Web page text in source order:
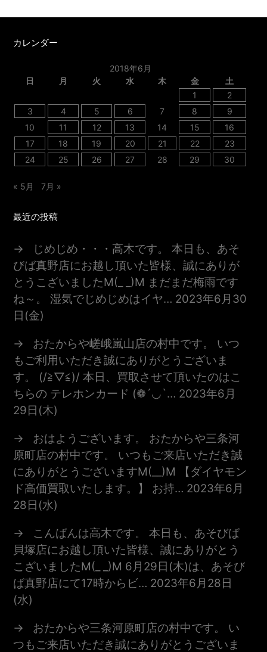
カレンダー
2018年6月
日
月 火 水 木 金
土
1
2
3
4 5 6 7 8
9
10
11 12 13 14 15
16
17
18 19 20 21 22
23
24
25 26 27 28 29 30
« 5月 7月 »
最近の投稿
じめじめ・・・高木です。 本日も、あそ
びば真野店にお越し頂いた皆様、誠にありが
とうこざいましたm(_ _)m まだまだ梅雨です
ね～。 湿気でじめじめはイヤ… 2023年6月30
日(金)
おたからや嵯峨嵐山店の村中です。 いつ
もご利用いただき誠にありがとうございま
す。 (/≧▽≦)/ 本日、買取させて頂いたのはこ
ちらの テレホンカード (❁´◡`… 2023年6月
29日(木)
おはようございます。 おたからや三条河
原町店の村中です。 いつもご来店いただき誠
にありがとうございますm(__)m 【ダイヤモン
ド高価買取いたします。】 お持… 2023年6月
28日(水)
こんばんは高木です。 本日も、あそびば
貝塚店にお越し頂いた皆様、誠にありがとう
こざいましたm(_ _)m 6月29日(木)は、あそび
ば真野店にて17時からビ… 2023年6月28日
(水)
おたからや三条河原町店の村中です。 い
つもご来店いただき誠にありがとうございま